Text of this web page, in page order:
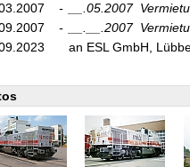
- __.05.2007
- __.__.2007
an ESL GmbH,